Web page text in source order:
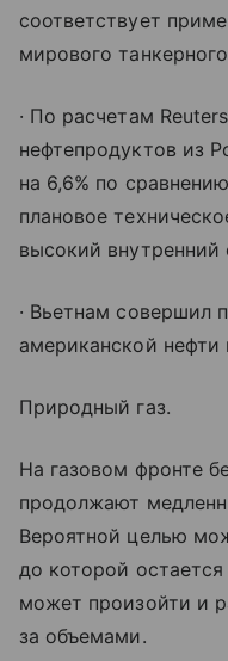
соответствует
мирового
· По расчетам
нефтепродуктов из
на 6,6% по
плановое
высокий внутренний
· Вьетнам совершил
американской нефти
Природный газ.
На газовом фронте
продолжают
Вероятной целью
до которой
может произойти и
за объемами.